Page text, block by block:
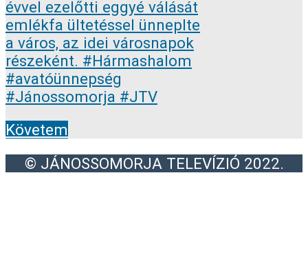
Követem
© JÁNOSSOMORJA TELEVÍZIÓ 2022.